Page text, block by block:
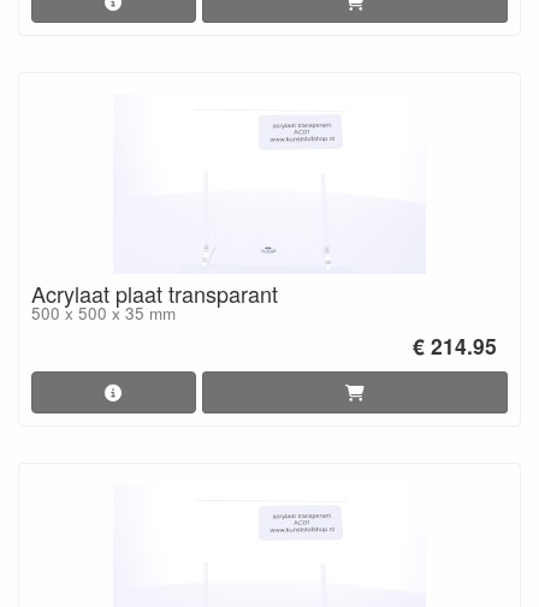
Acrylaat plaat transparant
500 x 500 x 35 mm
€ 214.95